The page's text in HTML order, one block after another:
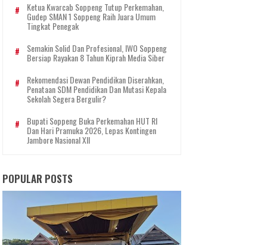
Ketua Kwarcab Soppeng Tutup Perkemahan,
Gudep SMAN 1 Soppeng Raih Juara Umum
Tingkat Penegak
Semakin Solid Dan Profesional, IWO Soppeng
Bersiap Rayakan 8 Tahun Kiprah Media Siber
Rekomendasi Dewan Pendidikan Diserahkan,
Penataan SDM Pendidikan Dan Mutasi Kepala
Sekolah Segera Bergulir?
Bupati Soppeng Buka Perkemahan HUT RI
Dan Hari Pramuka 2026, Lepas Kontingen
Jambore Nasional XII
POPULAR POSTS